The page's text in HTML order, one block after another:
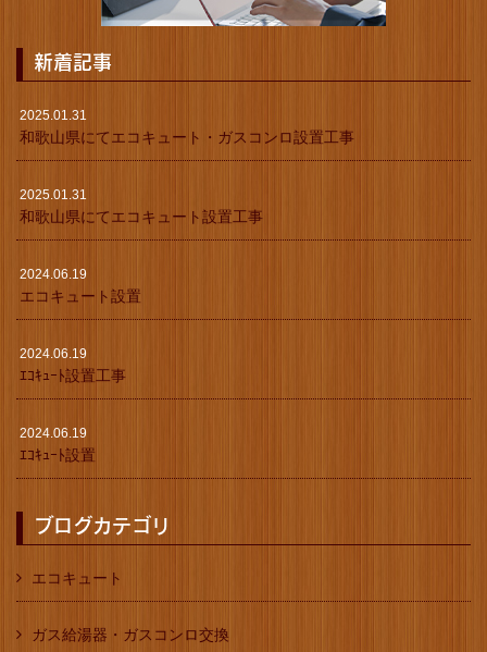
新着記事
2025.01.31
和歌山県にてエコキュート・ガスコンロ設置工事
2025.01.31
和歌山県にてエコキュート設置工事
2024.06.19
エコキュート設置
2024.06.19
ｴｺｷｭｰﾄ設置工事
2024.06.19
ｴｺｷｭｰﾄ設置
ブログカテゴリ
エコキュート
ガス給湯器・ガスコンロ交換